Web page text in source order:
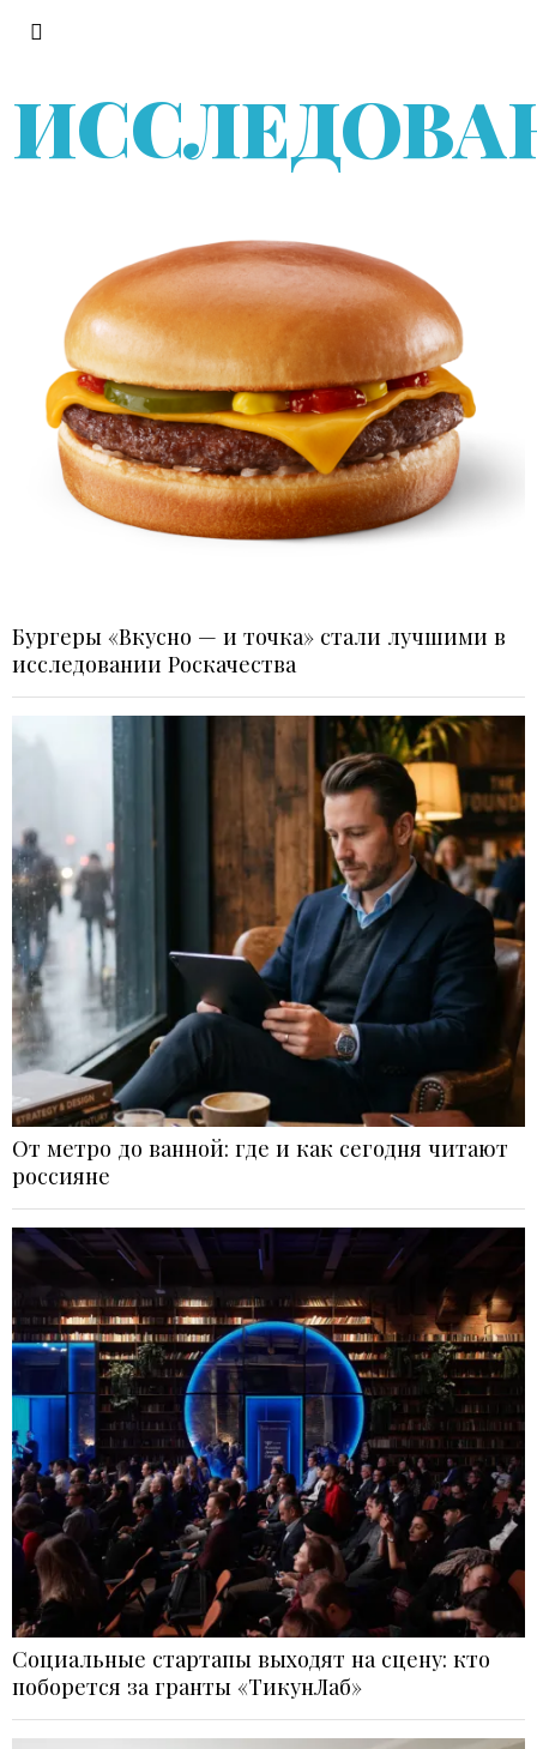
Бургеры «Вкусно — и точка» стали лучшими в
исследовании Роскачества
От метро до ванной: где и как сегодня читают
россияне
Социальные стартапы выходят на сцену: кто
поборется за гранты «ТикунЛаб»